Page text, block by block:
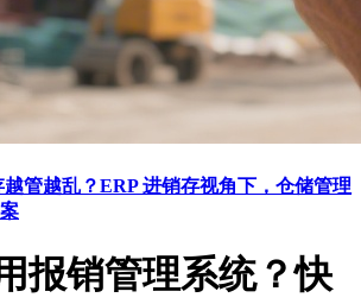
管越乱？ERP 进销存视角下，仓储管理
报销管理系统？快